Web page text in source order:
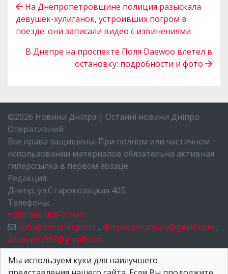
На Днепропетровщине полиция разыскала
девушек-хулиганок, устроивших погром в
поезде: они записали видео с извинениями
В Днепре на проспекте Поля Daewoo влетел в
остановку: подробности и фото
©2026 Новини Дніпра | Останні новини Дніпро
Оперативний
Все права защищены. При полном или частичном
использовании материалов обязательна активная
гиперссылка в первом абзаце.
Редакция:
Днепр, ул.Старокозацкая 40Б
Телефоны:
+380 (66) 068-21-04
info@dnepr.express , dneproperatyvny@gmail.com ,
ad.dnipro365@gmail.com
НОВОСТИ ДНЕПРА
Мы используем куки для наилучшего